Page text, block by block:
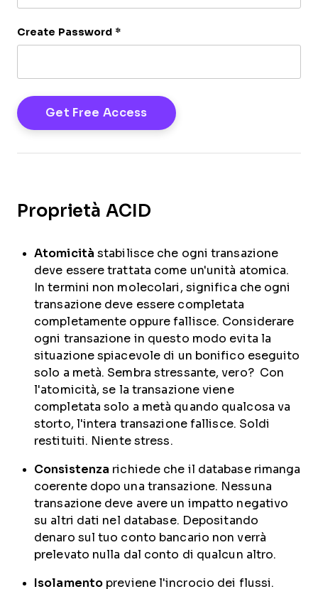
Create Password *
Proprietà ACID
Atomicità stabilisce che ogni transazione
deve essere trattata come un'unità atomica.
In termini non molecolari, significa che ogni
transazione deve essere completata
completamente oppure fallisce. Considerare
ogni transazione in questo modo evita la
situazione spiacevole di un bonifico eseguito
solo a metà. Sembra stressante, vero? Con
l'atomicità, se la transazione viene
completata solo a metà quando qualcosa va
storto, l'intera transazione fallisce. Soldi
restituiti. Niente stress.
Consistenza richiede che il database rimanga
coerente dopo una transazione. Nessuna
transazione deve avere un impatto negativo
su altri dati nel database. Depositando
denaro sul tuo conto bancario non verrà
prelevato nulla dal conto di qualcun altro.
Isolamento previene l'incrocio dei flussi.